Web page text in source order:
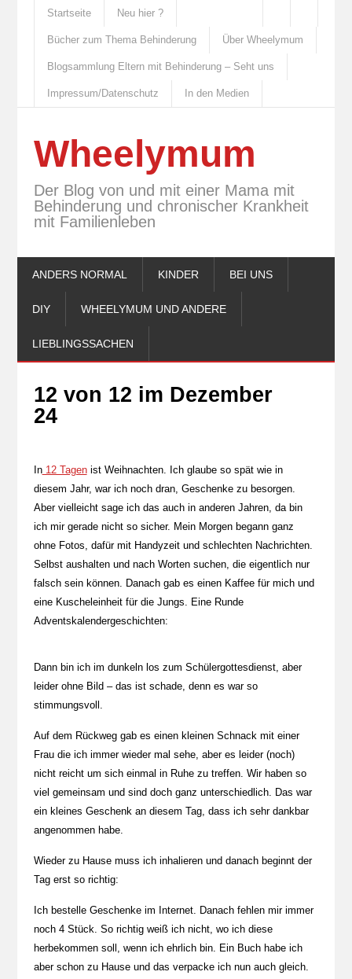
Startseite Neu hier ?
Bücher zum Thema Behinderung Über Wheelymum
Blogsammlung Eltern mit Behinderung – Seht uns
Impressum/Datenschutz In den Medien
Wheelymum
Der Blog von und mit einer Mama mit
Behinderung und chronischer Krankheit
mit Familienleben
ANDERS NORMAL KINDER BEI UNS
DIY WHEELYMUM UND ANDERE
LIEBLINGSSACHEN
12 von 12 im Dezember
24
In12 Tagenist Weihnachten. Ich glaube so spät wie in
diesem Jahr, war ich noch dran, Geschenke zu besorgen.
Aber vielleicht sage ich das auch in anderen Jahren, da bin
ich mir gerade nicht so sicher. Mein Morgen begann ganz
ohne Fotos, dafür mit Handyzeit und schlechten Nachrichten.
Selbst aushalten und nach Worten suchen, die eigentlich nur
falsch sein können. Danach gab es einen Kaffee für mich und
eine Kuscheleinheit für die Jungs. Eine Runde
Adventskalendergeschichten:
Dann bin ich im dunkeln los zum Schülergottesdienst, aber
leider ohne Bild – das ist schade, denn es war so
stimmungsvoll.
Auf dem Rückweg gab es einen kleinen Schnack mit einer
Frau die ich immer wieder mal sehe, aber es leider (noch)
nicht reicht um sich einmal in Ruhe zu treffen. Wir haben so
viel gemeinsam und sind doch ganz unterschiedlich. Das war
ein kleines Geschenk an diesem Tag, dass ich sehr dankbar
angenommen habe.
Wieder zu Hause muss ich inhalieren und danach beginnt der
Tag erst so richtig:
Ich bestelle Geschenke im Internet. Danach fehlen mir immer
noch 4 Stück. So richtig weiß ich nicht, wo ich diese
herbekommen soll, wenn ich ehrlich bin. Ein Buch habe ich
aber schon zu Hause und das verpacke ich nun auch gleich.